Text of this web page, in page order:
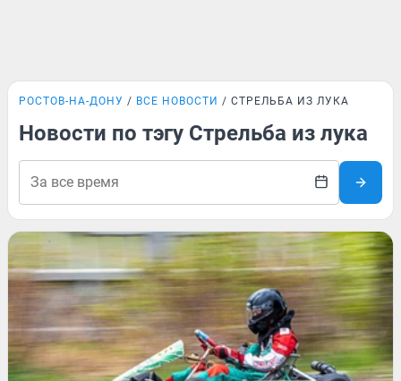
РОСТОВ-НА-ДОНУ ВСЕ НОВОСТИ СТРЕЛЬБА ИЗ ЛУКА
Новости по тэгу Стрельба из лука